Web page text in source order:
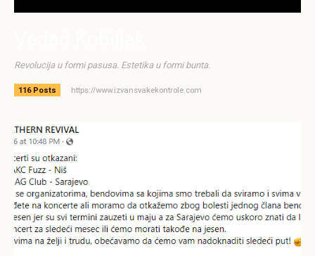
Revolucija u formi pasusa. Estetika u formi bunta.
116 Posts https://www.izvansvakekontrole.com